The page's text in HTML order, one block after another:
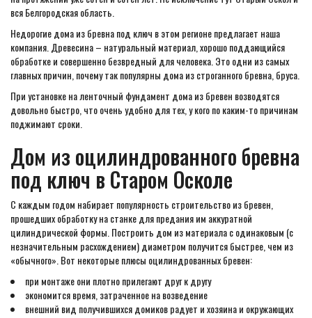
вся Белгородская область.
Недорогие дома из бревна под ключ в этом регионе предлагает наша
компания. Древесина – натуральный материал, хорошо поддающийся
обработке и совершенно безвредный для человека. Это одни из самых
главных причин, почему так популярны дома из строганного бревна, бруса.
При установке на ленточный фундамент дома из бревен возводятся
довольно быстро, что очень удобно для тех, у кого по каким-то причинам
поджимают сроки.
Дом из оцилиндрованного бревна
под ключ в Старом Осколе
С каждым годом набирает популярность строительство из бревен,
прошедших обработку на станке для предания им аккуратной
цилиндрической формы. Построить дом из материала с одинаковым (с
незначительным расхождением) диаметром получится быстрее, чем из
«обычного». Вот некоторые плюсы оцилиндрованных бревен:
при монтаже они плотно прилегают друг к другу
экономится время, затраченное на возведение
внешний вид получившихся домиков радует и хозяина и окружающих